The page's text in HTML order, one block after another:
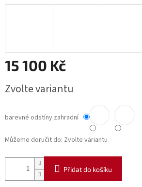
15 100 Kč
cena:
Zvolte variantu
barevné odstíny zahradní
Můžeme doručit do: Zvolte variantu
Přidat do košíku